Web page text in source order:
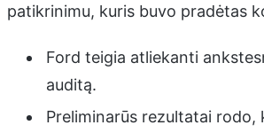
patikrinimu, kuris buvo pradėtas
Ford teigia atliekanti
auditą.
Preliminarūs rezultatai